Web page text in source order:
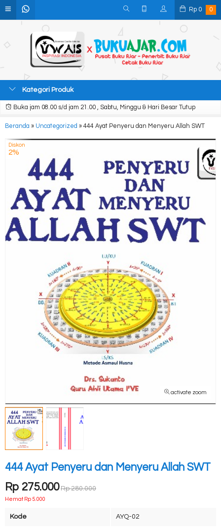
Rp 0 0
Kategori Produk
Buka jam 08.00 s/d jam 21.00 , Sabtu, Minggu & Hari Besar Tutup
Beranda » Uncategorized » 444 Ayat Penyeru dan Menyeru Allah SWT
activate zoom
Diskon
2%
444 Ayat Penyeru dan Menyeru Allah SWT
Rp 275.000 Rp 280.000
Hemat Rp 5.000
Kode AYQ-02